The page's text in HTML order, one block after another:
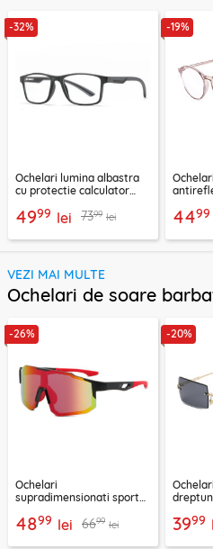
-32%
Ochelari lumina albastra
cu protectie calculator
4999 lei 7399 lei
-19%
F8551-
4499
VEZI MAI MULTE
Ochelari de soare
-26%
Ochelari
supradimensionati sport
4899 lei 6699 lei
-20%
3999